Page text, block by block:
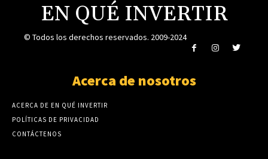
EN QUÉ INVERTIR
© Todos los derechos reservados. 2009-2024
Acerca de nosotros
ACERCA DE EN QUÉ INVERTIR
POLÍTICAS DE PRIVACIDAD
CONTÁCTENOS